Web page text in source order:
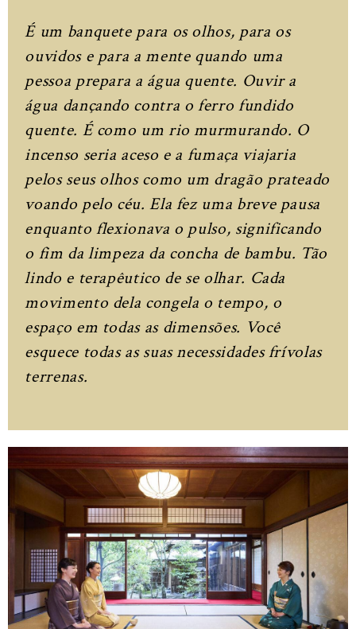
É um banquete para os olhos, para os
ouvidos e para a mente quando uma
pessoa prepara a água quente. Ouvir a
água dançando contra o ferro fundido
quente. É como um rio murmurando. O
incenso seria aceso e a fumaça viajaria
pelos seus olhos como um dragão prateado
voando pelo céu. Ela fez uma breve pausa
enquanto flexionava o pulso, significando
o fim da limpeza da concha de bambu. Tão
lindo e terapêutico de se olhar. Cada
movimento dela congela o tempo, o
espaço em todas as dimensões. Você
esquece todas as suas necessidades frívolas
terrenas.